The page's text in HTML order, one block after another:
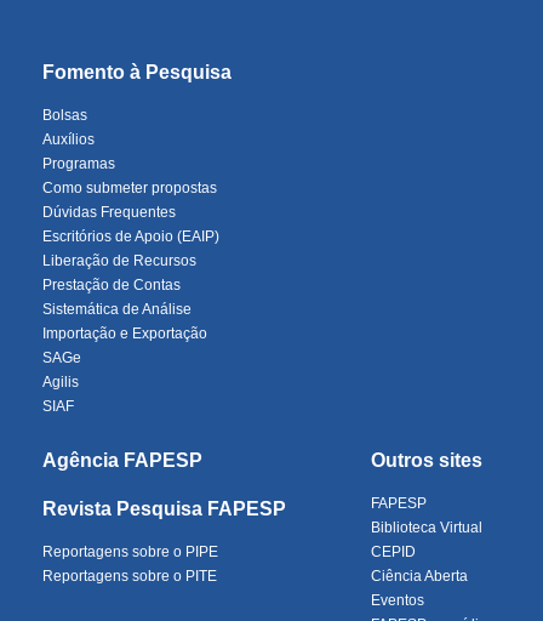
Fomento à Pesquisa
Bolsas
Auxílios
Programas
Como submeter propostas
Dúvidas Frequentes
Escritórios de Apoio (EAIP)
Liberação de Recursos
Prestação de Contas
Sistemática de Análise
Importação e Exportação
SAGe
Agilis
SIAF
Agência FAPESP
Revista Pesquisa FAPESP
Reportagens sobre o PIPE
Reportagens sobre o PITE
Outros sites
FAPESP
Biblioteca Virtual
CEPID
Ciência Aberta
Eventos